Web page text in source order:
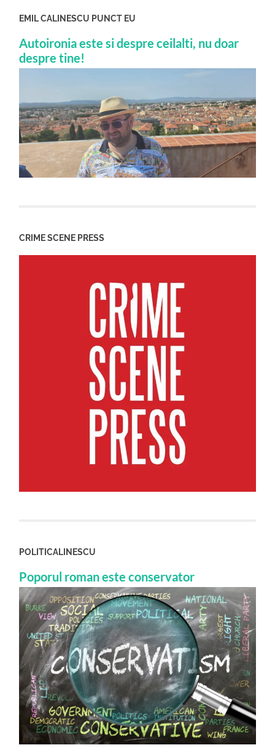
EMIL CALINESCU PUNCT EU
Autoironia este si despre ceilalti, nu doar
despre tine!
CRIME SCENE PRESS
POLITICALINESCU
Poporul roman este conservator